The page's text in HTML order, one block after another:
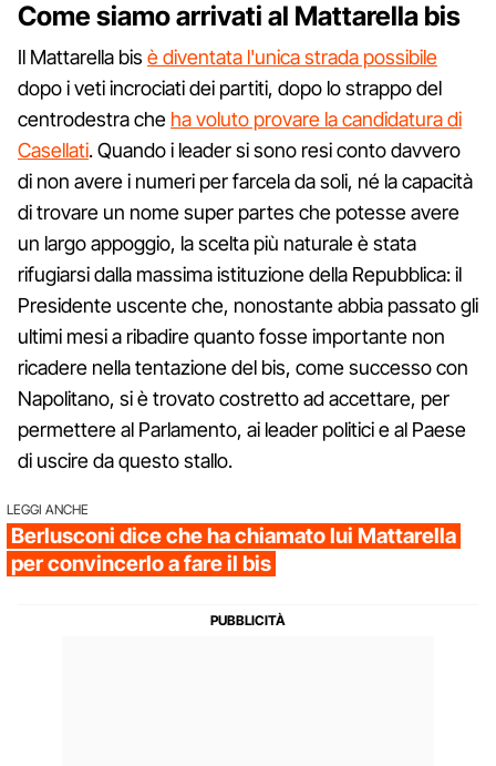
Come siamo arrivati al Mattarella bis
Il Mattarella bis è diventata l'unica strada possibile
dopo i veti incrociati dei partiti, dopo lo strappo del
centrodestra che ha voluto provare la candidatura di
Casellati. Quando i leader si sono resi conto davvero
di non avere i numeri per farcela da soli, né la capacità
di trovare un nome super partes che potesse avere
un largo appoggio, la scelta più naturale è stata
rifugiarsi dalla massima istituzione della Repubblica: il
Presidente uscente che, nonostante abbia passato gli
ultimi mesi a ribadire quanto fosse importante non
ricadere nella tentazione del bis, come successo con
Napolitano, si è trovato costretto ad accettare, per
permettere al Parlamento, ai leader politici e al Paese
di uscire da questo stallo.
LEGGI ANCHE
Berlusconi dice che ha chiamato lui Mattarella
per convincerlo a fare il bis